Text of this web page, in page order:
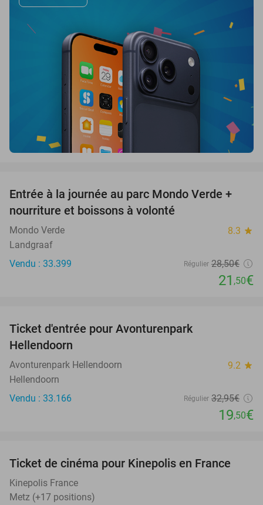
25%
Entrée à la journée au parc Mondo Verde +
nourriture et boissons à volonté
Mondo Verde 8.3 star
Landgraaf
Vendu : 33.399
Régulier 28,50€
21 ,50€
Ticket d'entrée pour Avonturenpark
Hellendoorn
Avonturenpark Hellendoorn 9.2 star
Hellendoorn
Vendu : 33.166
Régulier 32,95€
19,50€
27%
OUT
Ticket de cinéma pour Kinepolis en France
Kinepolis France
Metz (+17 positions)